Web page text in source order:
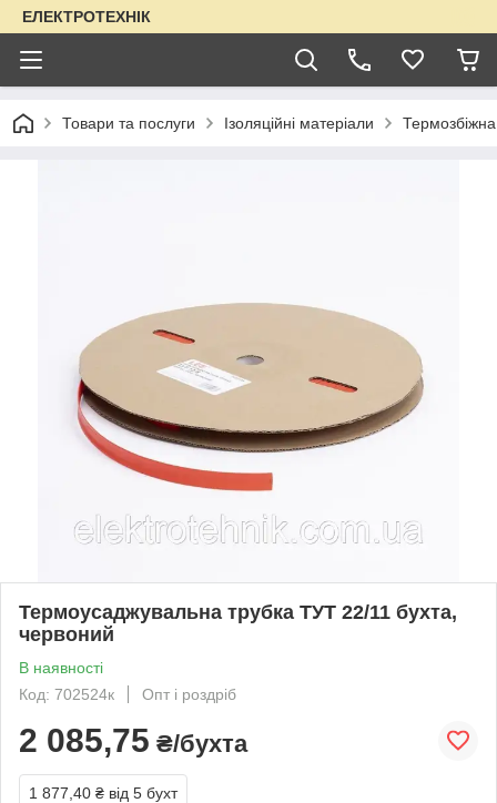
ЕЛЕКТРОТЕХНІК
Товари та послуги Ізоляційні матеріали
Термоусаджувальна трубка ТУТ 22/11 бухта,
червоний
В наявності
Код: 702524к
Опт і роздріб
2 085,75 ₴/бухта
1 877,40 ₴ від 5 бухт